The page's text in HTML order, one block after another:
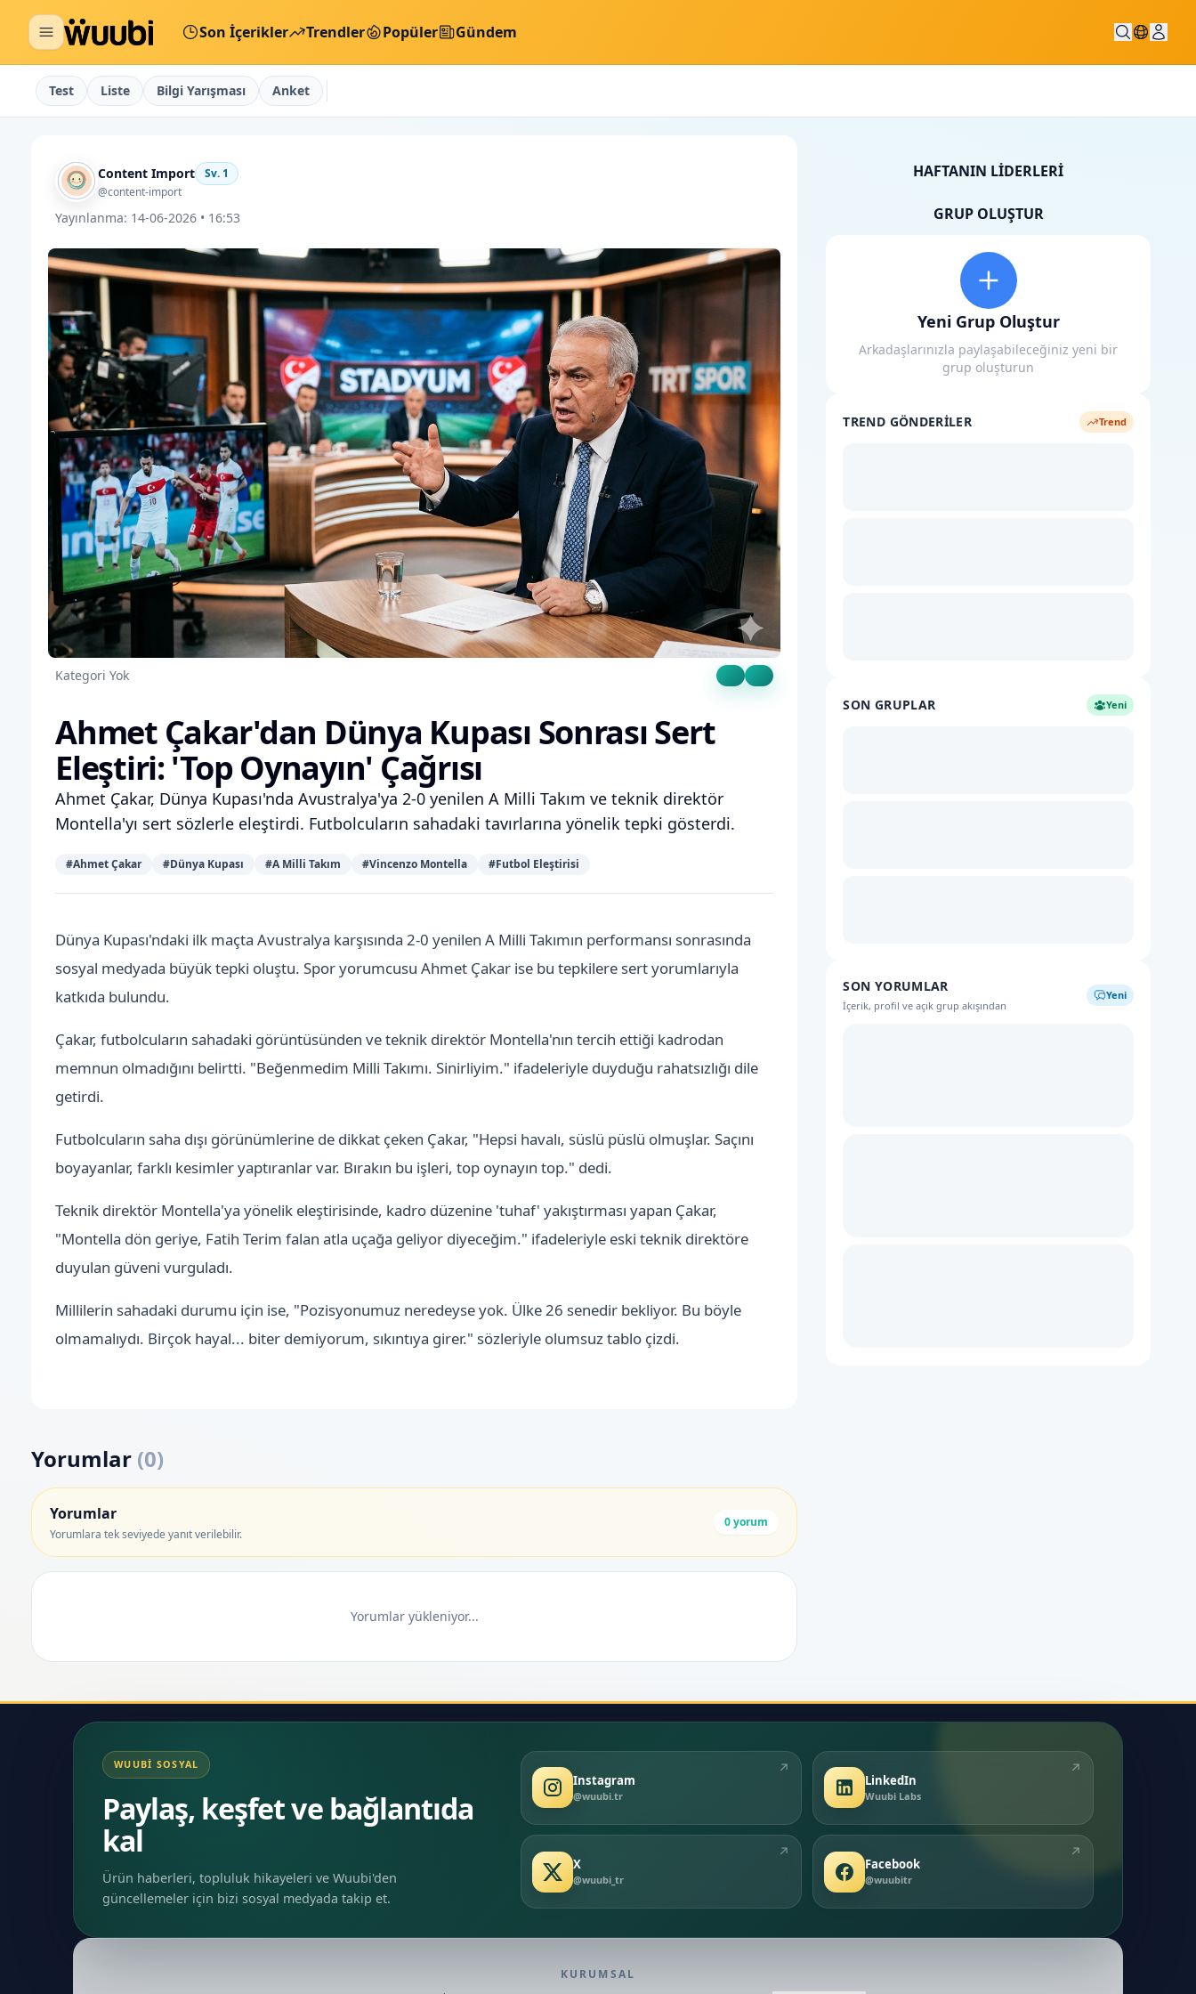
Son İçerikler Trendler Popüler Gündem
Test Liste Bilgi Yarışması Anket
Content Import Sv. 1
@content-import
Yayınlanma: 14-06-2026 • 16:53
Kategori Yok
Ahmet Çakar'dan Dünya Kupası Sonrası Sert
Eleştiri: 'Top Oynayın' Çağrısı
Ahmet Çakar, Dünya Kupası'nda Avustralya'ya 2-0 yenilen A Milli Takım ve teknik direktör
Montella'yı sert sözlerle eleştirdi. Futbolcuların sahadaki tavırlarına yönelik tepki gösterdi.
#Ahmet Çakar #Dünya Kupası #A Milli Takım #Vincenzo Montella #Futbol Eleştirisi
Dünya Kupası'ndaki ilk maçta Avustralya karşısında 2-0 yenilen A Milli Takımın performansı sonrasında
sosyal medyada büyük tepki oluştu. Spor yorumcusu Ahmet Çakar ise bu tepkilere sert yorumlarıyla
katkıda bulundu.
Çakar, futbolcuların sahadaki görüntüsünden ve teknik direktör Montella'nın tercih ettiği kadrodan
memnun olmadığını belirtti. "Beğenmedim Milli Takımı. Sinirliyim." ifadeleriyle duyduğu rahatsızlığı dile
getirdi.
Futbolcuların saha dışı görünümlerine de dikkat çeken Çakar, "Hepsi havalı, süslü püslü olmuşlar. Saçını
boyayanlar, farklı kesimler yaptıranlar var. Bırakın bu işleri, top oynayın top." dedi.
Teknik direktör Montella'ya yönelik eleştirisinde, kadro düzenine 'tuhaf' yakıştırması yapan Çakar,
"Montella dön geriye, Fatih Terim falan atla uçağa geliyor diyeceğim." ifadeleriyle eski teknik direktöre
duyulan güveni vurguladı.
Millilerin sahadaki durumu için ise, "Pozisyonumuz neredeyse yok. Ülke 26 senedir bekliyor. Bu böyle
olmamalıydı. Birçok hayal... biter demiyorum, sıkıntıya girer." sözleriyle olumsuz tablo çizdi.
Yorumlar (0)
Yorumlar
Yorumlara tek seviyede yanıt verilebilir.
0yorum
Yorumlar yükleniyor...
HAFTANIN LIDERLERI
GRUP OLUŞTUR
Yeni Grup Oluştur
Arkadaşlarınızla paylaşabileceğiniz yeni bir
grup oluşturun
TREND GÖNDERILER Trend
SON GRUPLAR Yeni
SON YORUMLAR
İçerik, profil ve açık grup akışından
Yeni
WUUBI SOSYAL
Paylaş, keşfet ve bağlantıda
kal
Ürün haberleri, topluluk hikayeleri ve Wuubi'den
güncellemeler için bizi sosyal medyada takip et.
Instagram
@wuubi.tr
↗
LinkedIn
Wuubi Labs
↗
X
@wuubi_tr
↗
Facebook
@wuubitr
↗
KURUMSAL